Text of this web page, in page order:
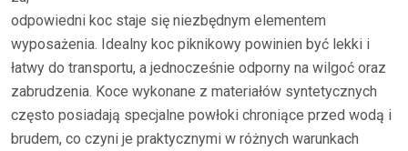
odpowiedni koc staje się niezbędnym elementem
wyposażenia. Idealny koc piknikowy powinien być lekki i
łatwy do transportu, a jednocześnie odporny na wilgoć oraz
zabrudzenia. Koce wykonane z materiałów syntetycznych
często posiadają specjalne powłoki chroniące przed wodą i
brudem, co czyni je praktycznymi w różnych warunkach